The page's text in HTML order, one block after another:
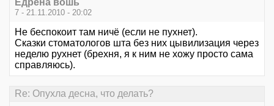
7 - 21.11.2010 - 20:02
Не беспокоит там ничё (если не пухнет).
Сказки стоматологов шта без них цывилизация через
неделю рухнет (брехня, я к ним не хожу просто сама
справляюсь).
Re: Опухла десна, что делать?